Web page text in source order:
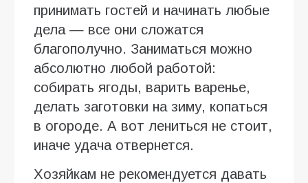
принимать гостей и начинать любые
дела — все они сложатся
благополучно. Заниматься можно
абсолютно любой работой:
собирать ягоды, варить варенье,
делать заготовки на зиму, копаться
в огороде. А вот лениться не стоит,
иначе удача отвернется.
Хозяйкам не рекомендуется давать